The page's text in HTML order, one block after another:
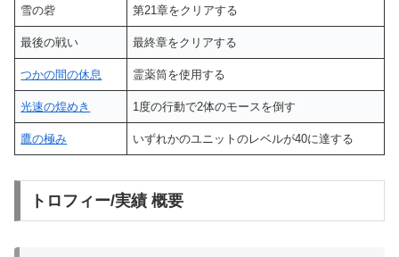
雪の砦 第21章をクリアする
最後の戦い 最終章をクリアする
つかの間の休息 霊薬筒を使用する
光速の煌めき 1度の行動で2体のモースを倒す
鷹の極み いずれかのユニットのレベルが40に達する
トロフィー/実績 概要